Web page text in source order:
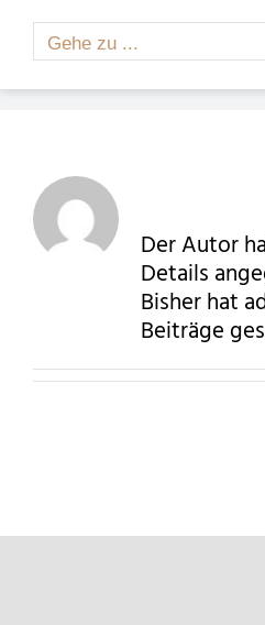
Zum
Inhalt
springen
Gehe zu ...
Der Autor
Details
Bisher hat
Beiträge